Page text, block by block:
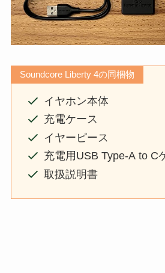
Soundcore Liberty 4の同梱物
イヤホン本体
充電ケース
イヤーピース
充電用USB Type-A to C
取扱説明書